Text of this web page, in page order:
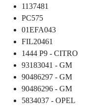
1137481
PC575
01EFA043
FIL20461
1444 P9 - CITRO
93183041 - GM
90486297 - GM
90486296 - GM
5834037 - OPEL